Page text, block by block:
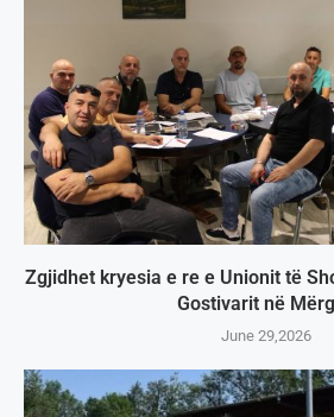
Zgjidhet kryesia e re e Unionit të
Gostivarit në
June 29,2026